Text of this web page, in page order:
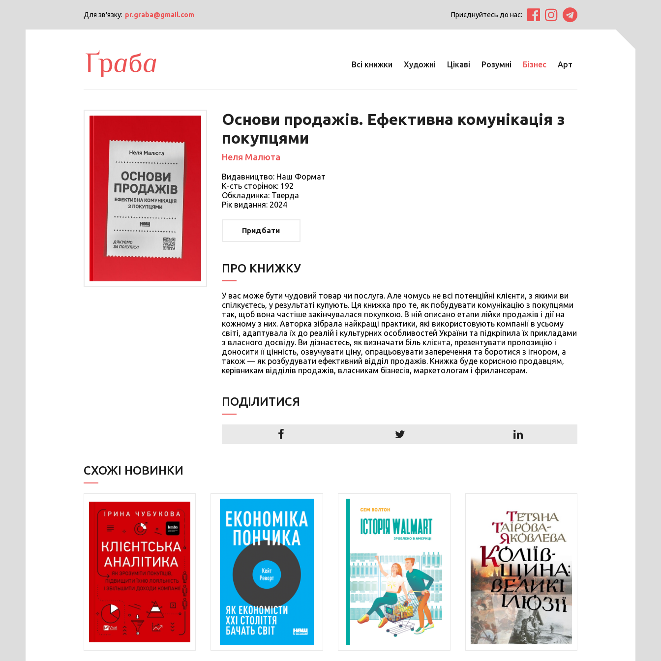
Для зв'язку: pr.graba@gmail.com Приєднуйтесь до нас:
Всі книжки Художні Цікаві Розумні Бізнес Арт
Основи продажів. Ефективна комунікація з
покупцями
Неля Малюта
Видавництво: Наш Формат
К-сть сторiнок: 192
Обкладинка: Тверда
Рiк видання: 2024
Придбати
ПРО КНИЖКУ
У вас може бути чудовий товар чи послуга. Але чомусь не всі потенційні клієнти, з якими ви
спілкуєтесь, у результаті купують. Ця книжка про те, як побудувати комунікацію з покупцями
так, щоб вона частіше закінчувалася покупкою. В ній описано етапи лійки продажів і дії на
кожному з них. Авторка зібрала найкращі практики, які використовують компанії в усьому
світі, адаптувала їх до реалій і культурних особливостей України та підкріпила їх прикладами
з власного досвіду. Ви дізнаєтесь, як визначати біль клієнта, презентувати пропозицію і
доносити її цінність, озвучувати ціну, опрацьовувати заперечення та боротися з ігнором, а
також — як розбудувати ефективний відділ продажів. Книжка буде корисною продавцям,
керівникам відділів продажів, власникам бізнесів, маркетологам і фрилансерам.
ПОДIЛИТИСЯ
СХОЖІ НОВИНКИ